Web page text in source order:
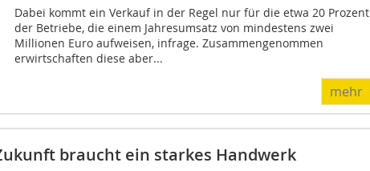
Dabei kommt ein Verkauf in der Regel nur für die etwa 20 Prozent
der Betriebe, die einem Jahresumsatz von mindestens zwei
Millionen Euro aufweisen, infrage. Zusammengenommen
erwirtschaften diese aber...
mehr
braucht ein starkes Handwerk